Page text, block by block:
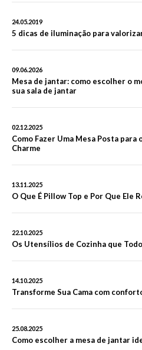
24.05.2019
5 dicas de iluminação para
09.06.2026
Mesa de jantar: como escolher o
sua sala de jantar
02.12.2025
Como Fazer Uma Mesa Posta para
Charme
13.11.2025
O Que É Pillow Top e Por Que Ele
22.10.2025
Os Utensílios de Cozinha que
14.10.2025
Transforme Sua Cama com
25.08.2025
Como escolher a mesa de jantar